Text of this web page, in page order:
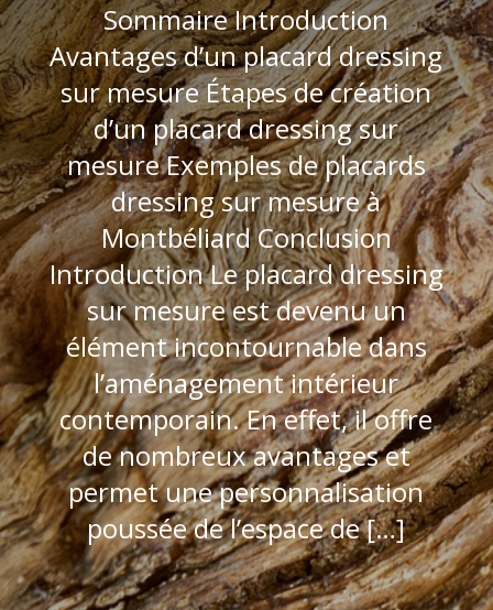
Sommaire Introduction
Avantages d’un placard dressing
sur mesure Étapes de création
d’un placard dressing sur
mesure Exemples de placards
dressing sur mesure à
Montbéliard Conclusion
Introduction Le placard dressing
sur mesure est devenu un
élément incontournable dans
l’aménagement intérieur
contemporain. En effet, il offre
de nombreux avantages et
permet une personnalisation
poussée de l’espace de […]